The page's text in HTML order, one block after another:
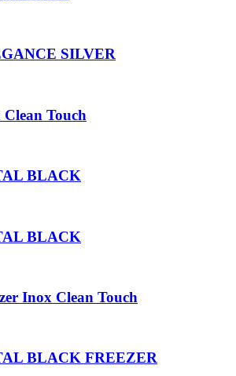
SILVER
Touch
BLACK
BLACK
Inox Clean Touch
BLACK FREEZER